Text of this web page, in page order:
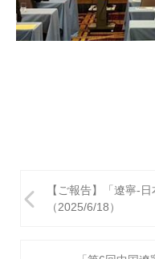
稿
【ご報告】「遼寧‐
（2025/6/18）